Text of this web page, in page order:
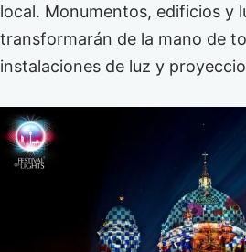
local. Monumentos, edificios y
transformarán de la mano de
instalaciones de luz y